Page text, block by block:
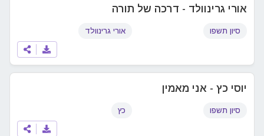
אורי גרינוולד - דרכה של תורה
סיון תשפו אורי גרינוולד
יוסי כץ - אני מאמין
סיון תשפו כץ